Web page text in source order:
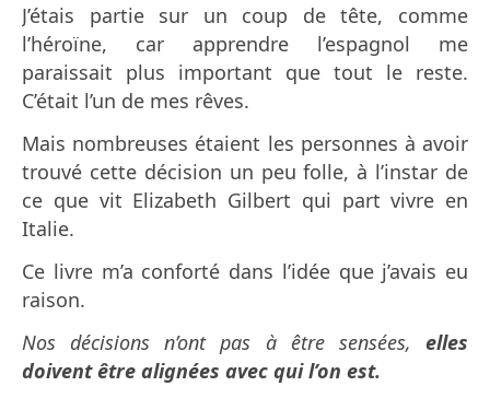
J’étais partie sur un coup de tête, comme
l’héroïne, car apprendre l’espagnol me
paraissait plus important que tout le reste.
C’était l’un de mes rêves.
Mais nombreuses étaient les personnes à avoir
trouvé cette décision un peu folle, à l’instar de
ce que vit Elizabeth Gilbert qui part vivre en
Italie.
Ce livre m’a conforté dans l’idée que j’avais eu
raison.
Nos décisions n’ont pas à être sensées, elles
doivent être alignées avec qui l’on est.